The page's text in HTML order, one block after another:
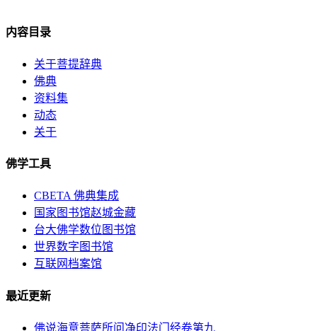
内容目录
关于菩提辞典
佛典
资料集
动态
关于
佛学工具
CBETA 佛典集成
国家图书馆赵城金藏
台大佛学数位图书馆
世界数字图书馆
互联网档案馆
最近更新
佛说海意菩萨所问净印法门经卷第九